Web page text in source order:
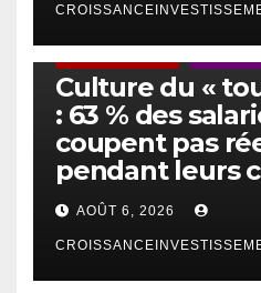
Culture du «
: 63 % des
coupent pas
pendant leurs
AOÛT 6, 2026